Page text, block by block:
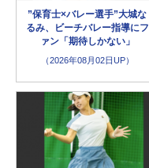
”保育士×バレー選手”大城な
るみ、ビーチバレー指導にフ
ァン「期待しかない」
（2026年08月02日UP）